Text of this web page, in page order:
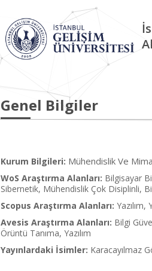
Genel Bilgiler
Kurum Bilgileri: Mühendislik Ve
WoS Araştırma Alanları: Bilgisayar
Sibernetik, Mühendislik Çok Disiplinli,
Scopus Araştırma Alanları:
Avesis Araştırma Alanları: Bilgi
Örüntü Tanıma, Yazılım
Yayınlardaki İsimler: Karacayılmaz